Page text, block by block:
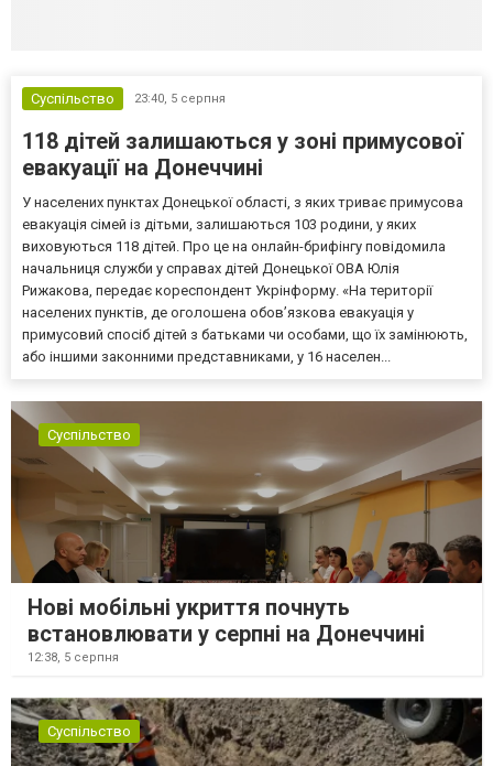
Суспільство 23:40, 5 серпня
118 дітей залишаються у зоні примусової
евакуації на Донеччині
У населених пунктах Донецької області, з яких триває примусова
евакуація сімей із дітьми, залишаються 103 родини, у яких
виховуються 118 дітей. Про це на онлайн-брифінгу повідомила
начальниця служби у справах дітей Донецької ОВА Юлія
Рижакова, передає кореспондент Укрінформу. «На території
населених пунктів, де оголошена обов’язкова евакуація у
примусовий спосіб дітей з батьками чи особами, що їх замінюють,
або іншими законними представниками, у 16 населен...
Суспільство
Нові мобільні укриття почнуть
встановлювати у серпні на Донеччині
12:38, 5 серпня
Суспільство